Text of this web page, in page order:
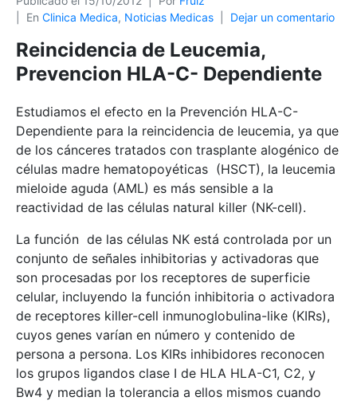
En Clinica Medica, Noticias Medicas Dejar un comentario
Reincidencia de Leucemia,
Prevencion HLA-C- Dependiente
Estudiamos el efecto en la Prevención HLA-C-
Dependiente para la reincidencia de leucemia, ya que
de los cánceres tratados con trasplante alogénico de
células madre hematopoyéticas (HSCT), la leucemia
mieloide aguda (AML) es más sensible a la
reactividad de las células natural killer (NK-cell).
La función de las células NK está controlada por un
conjunto de señales inhibitorias y activadoras que
son procesadas por los receptores de superficie
celular, incluyendo la función inhibitoria o activadora
de receptores killer-cell inmunoglobulina-like (KIRs),
cuyos genes varían en número y contenido de
persona a persona. Los KIRs inhibidores reconocen
los grupos ligandos clase I de HLA HLA-C1, C2, y
Bw4 y median la tolerancia a ellos mismos cuando